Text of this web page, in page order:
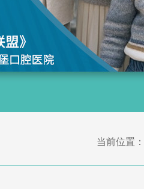
当前位置：